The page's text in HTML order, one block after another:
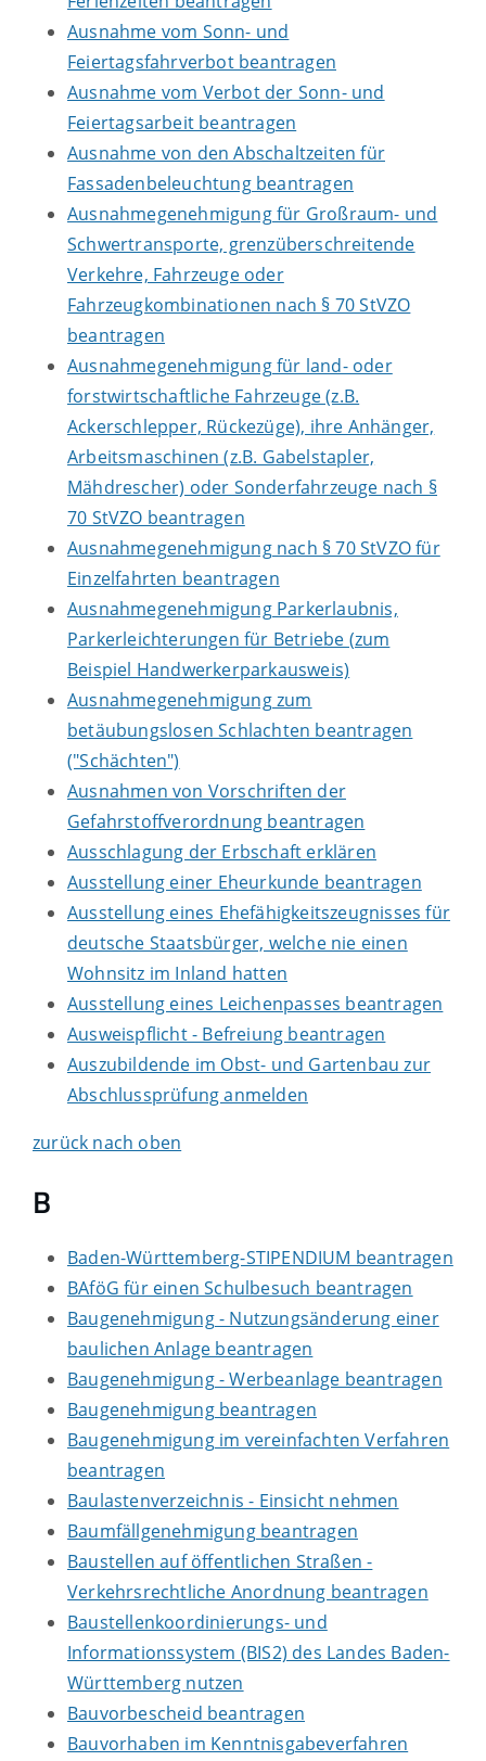
Ausnahme vom Sonn- und
Feiertagsfahrverbot beantragen
Ausnahme vom Verbot der Sonn- und
Feiertagsarbeit beantragen
Ausnahme von den Abschaltzeiten für
Fassadenbeleuchtung beantragen
Ausnahmegenehmigung für Großraum- und
Schwertransporte, grenzüberschreitende
Verkehre, Fahrzeuge oder
Fahrzeugkombinationen nach § 70 StVZO
beantragen
Ausnahmegenehmigung für land- oder
forstwirtschaftliche Fahrzeuge (z.B.
Ackerschlepper, Rückezüge), ihre Anhänger,
Arbeitsmaschinen (z.B. Gabelstapler,
Mähdrescher) oder Sonderfahrzeuge nach §
70 StVZO beantragen
Ausnahmegenehmigung nach § 70 StVZO für
Einzelfahrten beantragen
Ausnahmegenehmigung Parkerlaubnis,
Parkerleichterungen für Betriebe (zum
Beispiel Handwerkerparkausweis)
Ausnahmegenehmigung zum
betäubungslosen Schlachten beantragen
("Schächten")
Ausnahmen von Vorschriften der
Gefahrstoffverordnung beantragen
Ausschlagung der Erbschaft erklären
Ausstellung einer Eheurkunde beantragen
Ausstellung eines Ehefähigkeitszeugnisses für
deutsche Staatsbürger, welche nie einen
Wohnsitz im Inland hatten
Ausstellung eines Leichenpasses beantragen
Ausweispflicht - Befreiung beantragen
Auszubildende im Obst- und Gartenbau zur
Abschlussprüfung anmelden
zurück nach oben
B
Baden-Württemberg-STIPENDIUM beantragen
BAföG für einen Schulbesuch beantragen
Baugenehmigung - Nutzungsänderung einer
baulichen Anlage beantragen
Baugenehmigung - Werbeanlage beantragen
Baugenehmigung beantragen
Baugenehmigung im vereinfachten Verfahren
beantragen
Baulastenverzeichnis - Einsicht nehmen
Baumfällgenehmigung beantragen
Baustellen auf öffentlichen Straßen -
Verkehrsrechtliche Anordnung beantragen
Baustellenkoordinierungs- und
Informationssystem (BIS2) des Landes Baden-
Württemberg nutzen
Bauvorbescheid beantragen
Bauvorhaben im Kenntnisgabeverfahren